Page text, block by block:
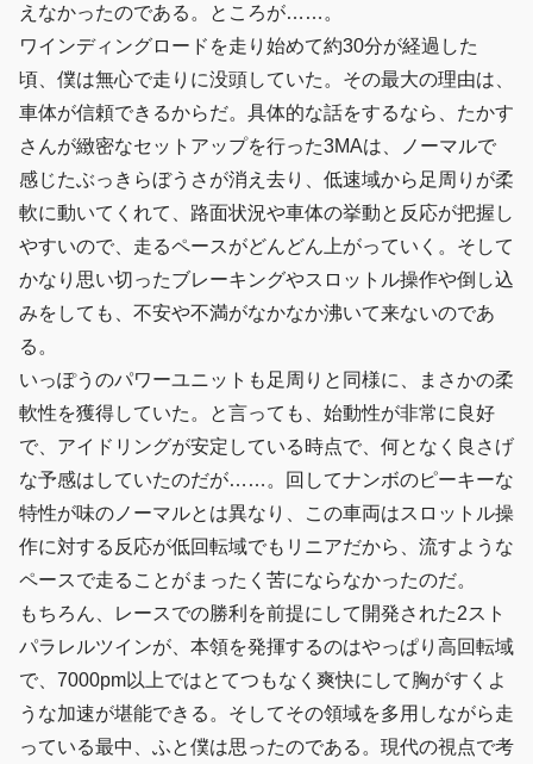
えなかったのである。ところが……。
ワインディングロードを走り始めて約30分が経過した
頃、僕は無心で走りに没頭していた。その最大の理由は、
車体が信頼できるからだ。具体的な話をするなら、たかす
さんが緻密なセットアップを行った3MAは、ノーマルで
感じたぶっきらぼうさが消え去り、低速域から足周りが柔
軟に動いてくれて、路面状況や車体の挙動と反応が把握し
やすいので、走るペースがどんどん上がっていく。そして
かなり思い切ったブレーキングやスロットル操作や倒し込
みをしても、不安や不満がなかなか沸いて来ないのであ
る。
いっぽうのパワーユニットも足周りと同様に、まさかの柔
軟性を獲得していた。と言っても、始動性が非常に良好
で、アイドリングが安定している時点で、何となく良さげ
な予感はしていたのだが……。回してナンボのピーキーな
特性が味のノーマルとは異なり、この車両はスロットル操
作に対する反応が低回転域でもリニアだから、流すような
ペースで走ることがまったく苦にならなかったのだ。
もちろん、レースでの勝利を前提にして開発された2スト
パラレルツインが、本領を発揮するのはやっぱり高回転域
で、7000pm以上ではとてつもなく爽快にして胸がすくよ
うな加速が堪能できる。そしてその領域を多用しながら走
っている最中、ふと僕は思ったのである。現代の視点で考